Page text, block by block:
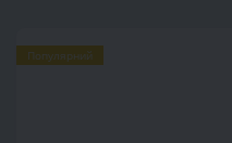
Популярний